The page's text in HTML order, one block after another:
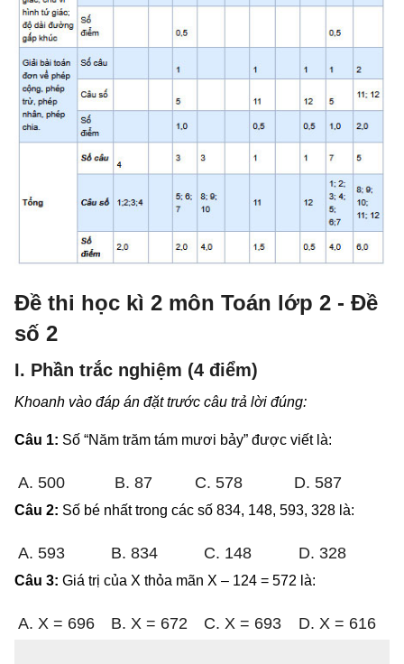
Đề thi học kì 2 môn Toán lớp 2 - Đề
số 2
I. Phần trắc nghiệm (4 điểm)
Khoanh vào đáp án đặt trước câu trả lời đúng:
Câu 1: Số “Năm trăm tám mươi bảy” được viết là:
A. 500 B. 87 C. 578 D. 587
Câu 2: Số bé nhất trong các số 834, 148, 593, 328 là:
A. 593 B. 834 C. 148 D. 328
Câu 3: Giá trị của X thỏa mãn X – 124 = 572 là:
A. X = 696 B. X = 672 C. X = 693 D. X = 616